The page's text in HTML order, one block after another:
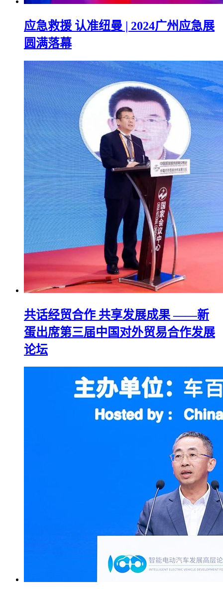
应急救援 认准纽曼 | 2024广州应急展
圆满落幕
共话经贸合作 共享发展成果 ——新
蛋出席第三届中国对外贸易合作发展
论坛